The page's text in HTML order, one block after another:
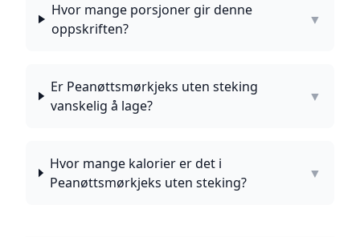
Hvor mange porsjoner gir denne
oppskriften?
▼
Er Peanøttsmørkjeks uten steking
vanskelig å lage?
▼
Hvor mange kalorier er det i
Peanøttsmørkjeks uten steking?
▼